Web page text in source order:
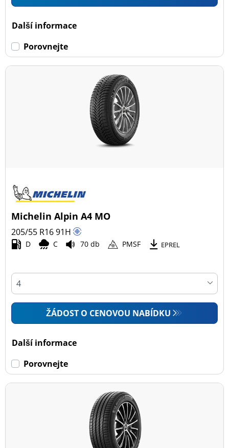
Další informace
Porovnejte
Michelin Alpin A4 MO
205/55 R1691H
D C 70 db PMSF EPREL
ŽÁDOST O CENOVOU NABÍDKU
Další informace
Porovnejte